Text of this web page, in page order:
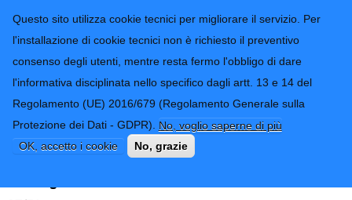
Questo sito utilizza cookie tecnici per migliorare il servizio. Per
l'installazione di cookie tecnici non è richiesto il preventivo
consenso degli utenti, mentre resta fermo l'obbligo di dare
l'informativa disciplinata nello specifico dagli artt. 13 e 14 del
Regolamento (UE) 2016/679 (Regolamento Generale sulla
Protezione dei Dati - GDPR). No, voglio saperne di più
OK, accetto i cookie
No, grazie
Provincia di
Imperia
CONTATTI-URP
TRASPARENZA
Form di ricerca
COMUNE DI MONTALTO CARPASIO
Ultimo aggiornamento: 31/03/2026 - 09:44